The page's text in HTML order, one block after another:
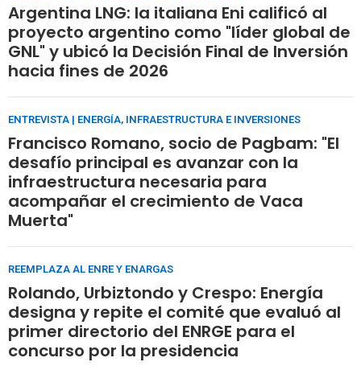
Argentina LNG: la italiana Eni calificó al
proyecto argentino como "líder global de
GNL" y ubicó la Decisión Final de Inversión
hacia fines de 2026
ENTREVISTA | ENERGÍA, INFRAESTRUCTURA E INVERSIONES
Francisco Romano, socio de Pagbam: "El
desafío principal es avanzar con la
infraestructura necesaria para
acompañar el crecimiento de Vaca
Muerta"
REEMPLAZA AL ENRE Y ENARGAS
Rolando, Urbiztondo y Crespo: Energía
designa y repite el comité que evaluó al
primer directorio del ENRGE para el
concurso por la presidencia